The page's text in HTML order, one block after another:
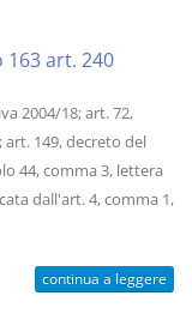
art. 240
2004/18; art. 72,
art. 149, decreto del
44, comma 3, lettera
dall'art. 4, comma 1,
continua a leggere